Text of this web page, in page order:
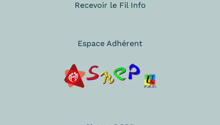
Recevoir le Fil Info
Espace Adhérent